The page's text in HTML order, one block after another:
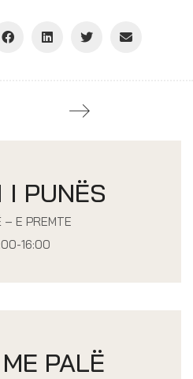
I PUNËS
– E PREMTE
16:00
PALË